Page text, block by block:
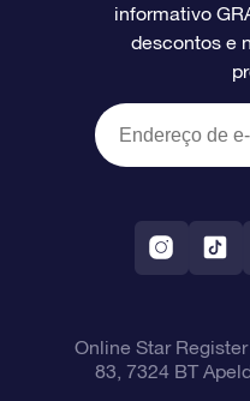
Avaliações
O cartão de
Presentes
Página estelar
Um Milhão de
OSR Starsaver
Aplicativo RV Fly
Informações de
Política de devolução
Constelações
informativo
descontos e
Online Star
83, 7324 BT